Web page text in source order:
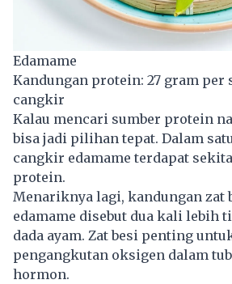
Edamame
Kandungan protein: 27 gram per
cangkir
Kalau mencari sumber protein
bisa jadi pilihan tepat. Dalam
cangkir edamame terdapat
protein.
Menariknya lagi, kandungan zat
edamame disebut dua kali lebih
dada ayam. Zat besi penting
pengangkutan oksigen dalam
hormon.